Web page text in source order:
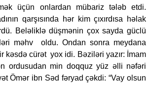
üçün onlardan mübariz tələb etdi.
qarşısında hər kim çıxırdısa həlak
Beləliklə düşmənin çox sayda güclü
məhv oldu. Ondan sonra meydana
kəsdə cürət yox idi. Bəziləri yazır: İmam
ordusudan min doqquz yüz əlli nəfəri
Ömər ibn Səd fəryad çəkdi: “Vay olsun